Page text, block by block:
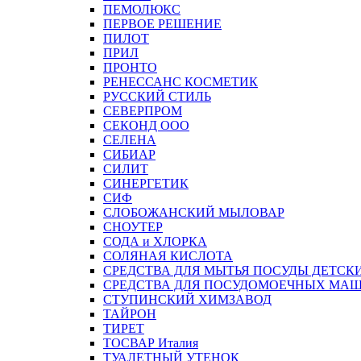
ПЕМОЛЮКС
ПЕРВОЕ РЕШЕНИЕ
ПИЛОТ
ПРИЛ
ПРОНТО
РЕНЕССАНС КОСМЕТИК
РУССКИЙ СТИЛЬ
СЕВЕРПРОМ
СЕКОНД ООО
СЕЛЕНА
СИБИАР
СИЛИТ
СИНЕРГЕТИК
СИФ
СЛОБОЖАНСКИЙ МЫЛОВАР
СНОУТЕР
СОДА и ХЛОРКА
СОЛЯНАЯ КИСЛОТА
СРЕДСТВА ДЛЯ МЫТЬЯ ПОСУДЫ
СРЕДСТВА ДЛЯ ПОСУДОМОЕЧНЫХ
СТУПИНСКИЙ ХИМЗАВОД
ТАЙРОН
ТИРЕТ
ТОСВАР Италия
ТУАЛЕТНЫЙ УТЕНОК